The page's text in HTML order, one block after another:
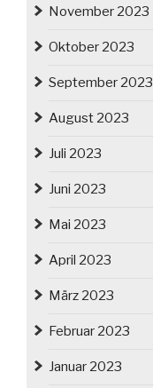
November 2023
Oktober 2023
September 2023
August 2023
Juli 2023
Juni 2023
Mai 2023
April 2023
März 2023
Februar 2023
Januar 2023